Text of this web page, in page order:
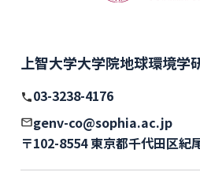
上智大学大学院地球環境学
03-3238-4176
genv-co@sophia.ac.jp
〒102-8554 東京都千代田区紀